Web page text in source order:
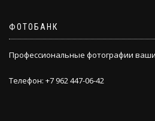
ФОТОБАНК
Профессиональные фотографии
Телефон: +7 962 447-06-42